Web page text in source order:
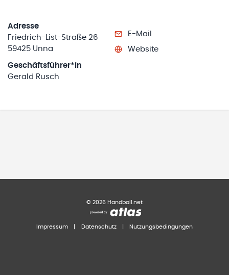
Adresse
Friedrich-List-Straße 26
59425 Unna
Geschäftsführer*in
Gerald Rusch
E-Mail
Website
© 2026 Handball.net
Impressum Datenschutz Nutzungsbedingungen